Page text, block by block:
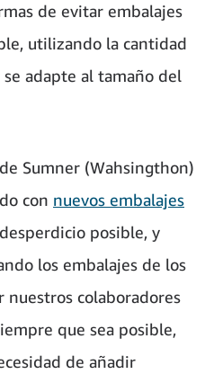
de evitar embalajes
utilizando la cantidad
adapte al tamaño del
Sumner (Wahsingthon)
con nuevos embalajes
posible, y
los embalajes de los
colaboradores
que sea posible,
de añadir